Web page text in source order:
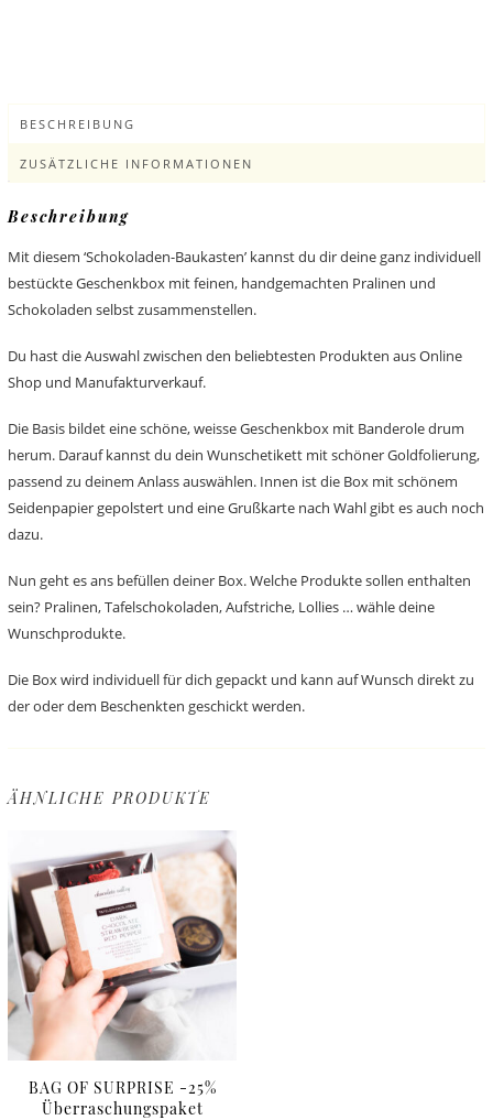
BESCHREIBUNG
ZUSÄTZLICHE INFORMATIONEN
Beschreibung
Mit diesem ‘Schokoladen-Baukasten’ kannst du dir deine ganz individuell
bestückte Geschenkbox mit feinen, handgemachten Pralinen und
Schokoladen selbst zusammenstellen.
Du hast die Auswahl zwischen den beliebtesten Produkten aus Online
Shop und Manufakturverkauf.
Die Basis bildet eine schöne, weisse Geschenkbox mit Banderole drum
herum. Darauf kannst du dein Wunschetikett mit schöner Goldfolierung,
passend zu deinem Anlass auswählen. Innen ist die Box mit schönem
Seidenpapier gepolstert und eine Grußkarte nach Wahl gibt es auch noch
dazu.
Nun geht es ans befüllen deiner Box. Welche Produkte sollen enthalten
sein? Pralinen, Tafelschokoladen, Aufstriche, Lollies … wähle deine
Wunschprodukte.
Die Box wird individuell für dich gepackt und kann auf Wunsch direkt zu
der oder dem Beschenkten geschickt werden.
ÄHNLICHE PRODUKTE
BAG OF SURPRISE -25%
Überraschungspaket